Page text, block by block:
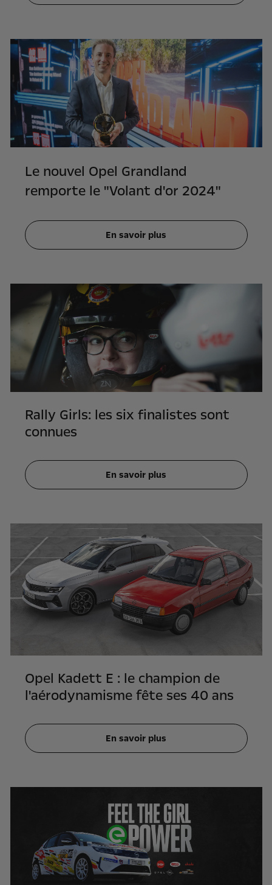
Le nouvel Opel Grandland
remporte le "Volant d'or 2024"
En savoir plus
Rally Girls: les six finalistes sont
connues
En savoir plus
Opel Kadett E : le champion de
l'aérodynamisme fête ses 40 ans
En savoir plus